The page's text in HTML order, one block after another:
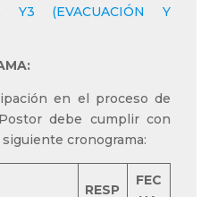
Y3 (EVACUACIÓN Y
en el proceso de
debe cumplir con
cronograma:
RESP
FEC